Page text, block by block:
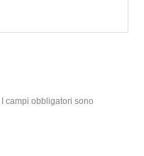
I campi obbligatori sono